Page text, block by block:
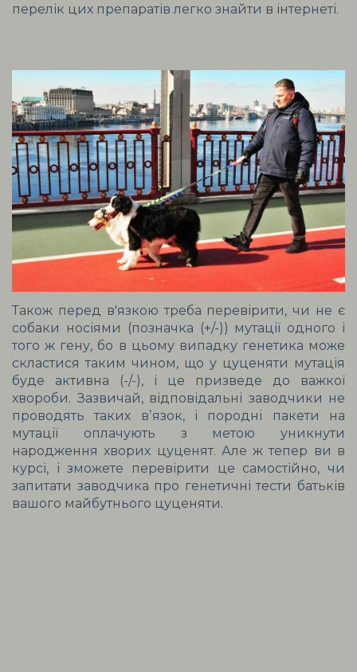
перелік цих препаратів легко знайти в інтернеті.
Також перед в'язкою треба перевірити, чи не є
собаки носіями (позначка (+/-)) мутації одного і
того ж гену, бо в цьому випадку генетика може
скластися таким чином, що у цуценяти мутація
буде активна (-/-), і це призведе до важкої
хвороби. Зазвичай, відповідальні заводчики не
проводять таких вʼязок, і породні пакети на
мутації оплачують з метою уникнути
народження хворих цуценят. Але ж тепер ви в
курсі, і зможете перевірити це самостійно, чи
запитати заводчика про генетичні тести батьків
вашого майбутнього цуценяти.